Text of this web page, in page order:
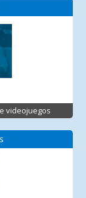
videojuegos